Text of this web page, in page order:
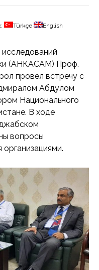
Türkçe English
(АНКАСАМ) Проф.
провел встречу с
Абдулом
Национального
В ходе
вопросы